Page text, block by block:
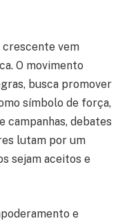
crescente vem
O movimento
busca promover
símbolo de força,
campanhas, debates
lutam por um
sejam aceitos e
e